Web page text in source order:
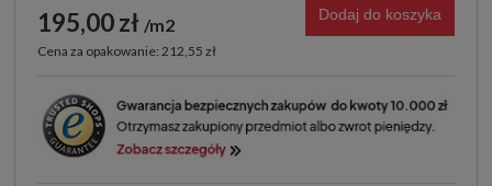
195,00 zł m2
Cena za opakowanie: 212,55 zł
Dodaj do koszyka